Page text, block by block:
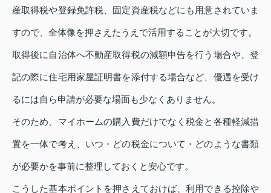
産取得税や登録免許税、固定資産税などにも用意されていま
すので、全体像を押さえたうえで活用することが大切です。
取得後に自治体へ不動産取得税の減額申告を行う場合や、登
記の際に住宅用家屋証明書を添付する場合など、優遇を受け
るには自ら申請が必要な場面も少なくありません。
そのため、マイホームの購入費だけでなく税金と各種軽減措
置を一体で考え、いつ・どの税金について・どのような書類
が必要かを事前に整理しておくと安心です。
こうした基本ポイントを押さえておけば、利用できる控除や